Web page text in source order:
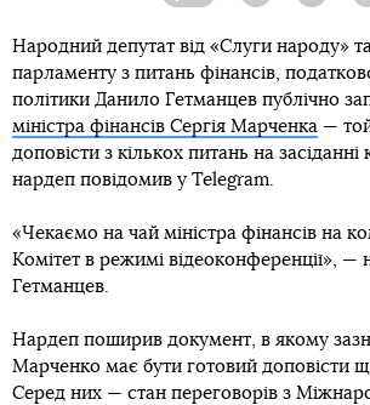
Народний депутат від «Слуги народу»
парламенту з питань фінансів,
політики Данило Гетманцев публічно
міністра фінансів Сергія Марченка —
доповісти з кількох питань на засіданні
нардеп повідомив у Telegram.
«Чекаємо на чай міністра фінансів на
Комітет в режимі відеоконференції», —
Гетманцев.
Нардеп поширив документ, в якому
Марченко має бути готовий доповісти
Серед них — стан переговорів з